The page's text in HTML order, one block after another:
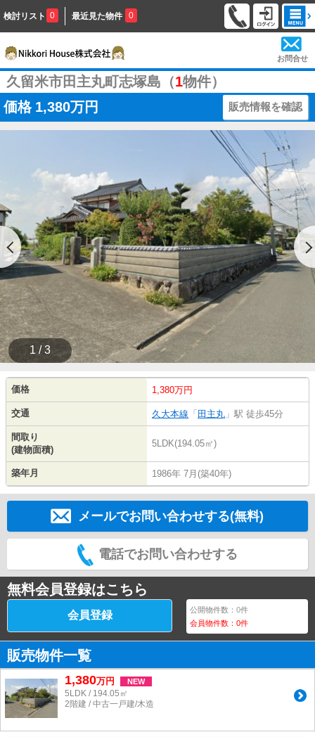
検討リスト 0 最近見た物件 0
お問合せ
久留米市田主丸町志塚島（1物件）
価格 1,380万円 販売情報を確認
1 / 3
価格 1,380万円
交通 久大本線 「 田主丸 」駅 徒歩45分
間取り
(建物面積)
5LDK(194.05㎡)
築年月 1986年 7月(築40年)
メールでお問い合わせする(無料)
電話でお問い合わせする
無料会員登録はこちら
会員登録 公開物件数：0件
会員物件数：0件
販売物件一覧
1,380万円 NEW
5LDK / 194.05㎡
2階建 / 中古一戸建/木造